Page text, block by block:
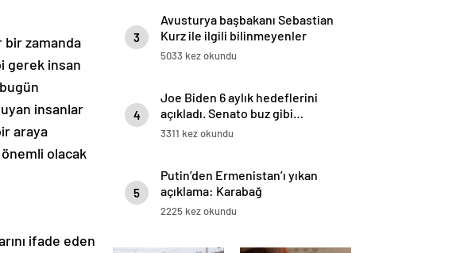
bir zamanda
gerek insan
insanlar
araya
olacak
ifade eden
3
Avusturya başbakanı Sebastian
Kurz ile ilgili bilinmeyenler
5033 kez okundu
4
Joe Biden 6 aylık hedeflerini
açıkladı. Senato buz gibi…
3311 kez okundu
5
Putin’den Ermenistan’ı yıkan
açıklama: Karabağ
Azerbaycan’ın ayrılmaz bir
2225 kez okundu